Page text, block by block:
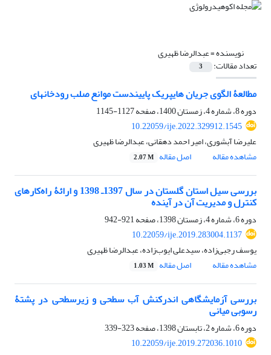
نویسنده =عبدالرضا ظهیری
تعداد مقالات: 3
مطالعۀ الگوی جریان هایپریک پاییندست موانع صلب رودخانهای
دوره 8، شماره 4، زمستان 1400، صفحه
1127-1145
10.22059/ije.2022.329912.1545
علیرضا آبشوری، امیر احمد دهقانی، عبدالرضا ظهیری
مشاهده مقاله
اصل مقاله 2.07 M
بررسی سیل استان گلستان در سال 1397ـ 1398 و ارائۀ راه‌کارهای
کنترل و مدیریت آن در آینده
دوره 6، شماره 4، زمستان 1398، صفحه
921-942
10.22059/ije.2019.283004.1137
یوسف رجبی‌زاده، سیدعلی ایوب‌زاده، عبدالرضا ظهیری
مشاهده مقاله
اصل مقاله 1.03 M
بررسی آزمایشگاهی اندرکنش آب سطحی و زیرسطحی در پشتۀ
رسوبی میانی
دوره 6، شماره 2، تابستان 1398، صفحه
323-339
10.22059/ije.2019.272036.1010